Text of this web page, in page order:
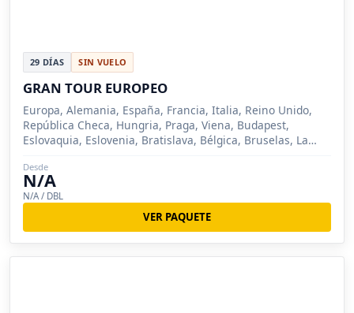
29 DÍAS SIN VUELO
GRAN TOUR EUROPEO
Europa, Alemania, España, Francia, Italia, Reino Unido,
República Checa, Hungria, Praga, Viena, Budapest,
Eslovaquia, Eslovenia, Bratislava, Bélgica, Bruselas, La
Desde
N/A
N/A / DBL
VER PAQUETE